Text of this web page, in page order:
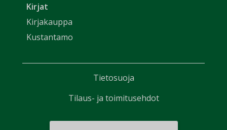
Kirjat
Kirjakauppa
Kustantamo
Tietosuoja
Tilaus- ja toimitusehdot